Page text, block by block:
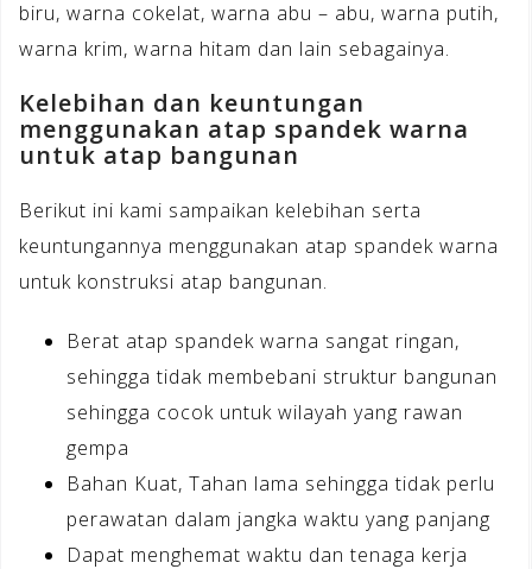
biru, warna cokelat, warna abu – abu, warna putih,
warna krim, warna hitam dan lain sebagainya.
Kelebihan dan keuntungan
menggunakan atap spandek warna
untuk atap bangunan
Berikut ini kami sampaikan kelebihan serta
keuntungannya menggunakan atap spandek warna
untuk konstruksi atap bangunan.
Berat atap spandek warna sangat ringan,
sehingga tidak membebani struktur bangunan
sehingga cocok untuk wilayah yang rawan
gempa
Bahan Kuat, Tahan lama sehingga tidak perlu
perawatan dalam jangka waktu yang panjang
Dapat menghemat waktu dan tenaga kerja